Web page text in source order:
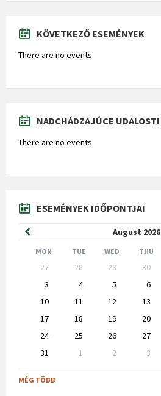
KÖVETKEZŐ ESEMÉNYEK
There are no events
NADCHÁDZAJÚCE UDALOSTI
There are no events
ESEMÉNYEK IDŐPONTJAI
August 2026
Previous
Month
MON TUE WED THU
calendar
27 28 29 30
3
4 5 6
10
11 12 13
17
18 19 20
24
25 26 27
31
1 2 3
to
calendar
MÉG TÖBB